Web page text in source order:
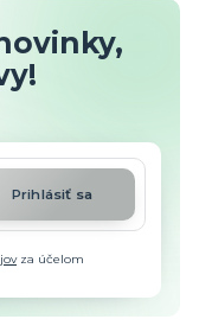
Prihlásiť sa
za účelom